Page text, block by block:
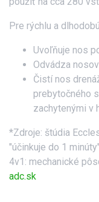
Pre rýchlu a
Uvoľňuje nos
Odvádza
Čistí nos
prebytočného
zachytenými v
*Zdroje: štúdia
"účinkuje do 1
4v1: mechanické
adc.sk